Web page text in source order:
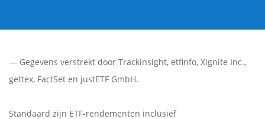
— Gegevens verstrekt door Trackinsight, etfinfo, Xignite Inc.,
gettex, FactSet en justETF GmbH.
Standaard zijn ETF-rendementen inclusief